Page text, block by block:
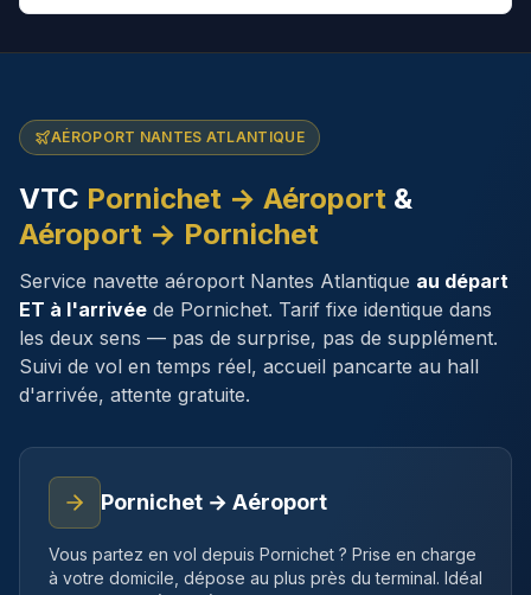
AÉROPORT NANTES ATLANTIQUE
VTC Pornichet → Aéroport &
Aéroport → Pornichet
Service navette aéroport Nantes Atlantique au départ
ET à l'arrivée de Pornichet. Tarif fixe identique dans
les deux sens — pas de surprise, pas de supplément.
Suivi de vol en temps réel, accueil pancarte au hall
d'arrivée, attente gratuite.
Pornichet → Aéroport
Vous partez en vol depuis Pornichet ? Prise en charge
à votre domicile, dépose au plus près du terminal. Idéal